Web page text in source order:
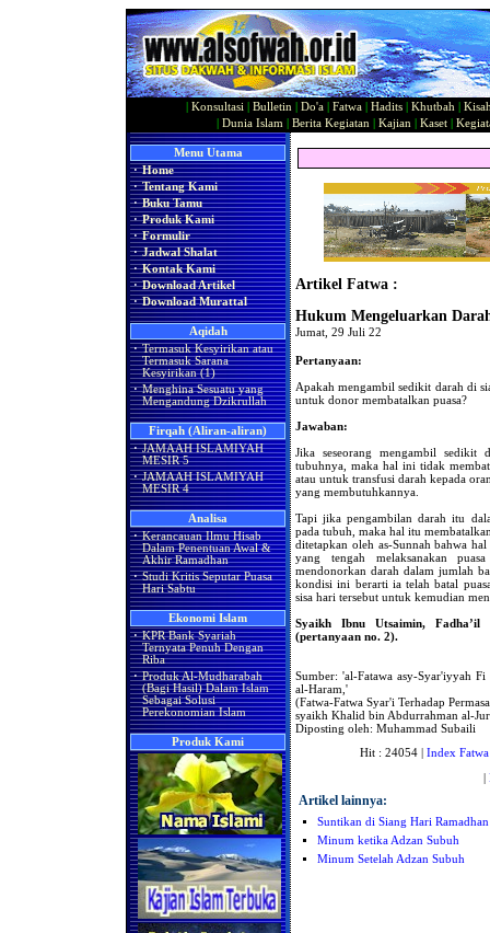
Konsultasi Bulletin Do'a Fatwa Hadits Khutbah
Dunia Islam Berita Kegiatan Kajian Kaset|
Menu Utama
· Home
· Tentang Kami
· Buku Tamu
· Produk Kami
· Formulir
· Jadwal Shalat
· Kontak Kami
· Download Artikel
· Download Murattal
Aqidah
· Termasuk Kesyirikan atau
Termasuk Sarana
Kesyirikan (1)
· Menghina Sesuatu yang
Mengandung Dzikrullah
Firqah (Aliran-aliran)
· JAMAAH ISLAMIYAH
MESIR 5
· JAMAAH ISLAMIYAH
MESIR 4
Analisa
· Kerancauan Ilmu Hisab
Dalam Penentuan Awal &
Akhir Ramadhan
· Studi Kritis Seputar Puasa
Hari Sabtu
Ekonomi Islam
· KPR Bank Syariah
Ternyata Penuh Dengan
Riba
· Produk Al-Mudharabah
(Bagi Hasil) Dalam Islam
Sebagai Solusi
Perekonomian Islam
Produk Kami
Artikel Fatwa :
Hukum Mengeluarkan
Jumat, 29 Juli 22
Pertanyaan:
Apakah mengambil sedikit darah di
untuk donor membatalkan puasa?
Jawaban:
Jika seseorang mengambil sedikit
tubuhnya, maka hal ini tidak
atau untuk transfusi darah kepada
yang membutuhkannya.
Tapi jika pengambilan darah itu
pada tubuh, maka hal itu
ditetapkan oleh as-Sunnah bahwa
yang tengah melaksanakan
mendonorkan darah dalam jumlah
kondisi ini berarti ia telah batal
sisa hari tersebut untuk kemudian
Syaikh Ibnu Utsaimin, Fadha’il
(pertanyaan no. 2).
Sumber: 'al-Fatawa asy-Syar'iyyah
al-Haram,'
(Fatwa-Fatwa Syar'i Terhadap
syaikh Khalid bin Abdurrahman al-
Diposting oleh: Muhammad Subaili
Hit : 24054 | Index Fatwa
|
Artikel lainnya:
Suntikan di Siang Hari Ramadhan
Minum ketika Adzan Subuh
Minum Setelah Adzan Subuh